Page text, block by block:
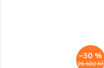
26 602 Kč
–30 %